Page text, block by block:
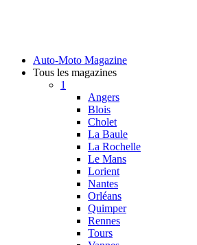
Auto-Moto Magazine
Tous les magazines
1
Angers
Blois
Cholet
La Baule
La Rochelle
Le Mans
Lorient
Nantes
Orléans
Quimper
Rennes
Tours